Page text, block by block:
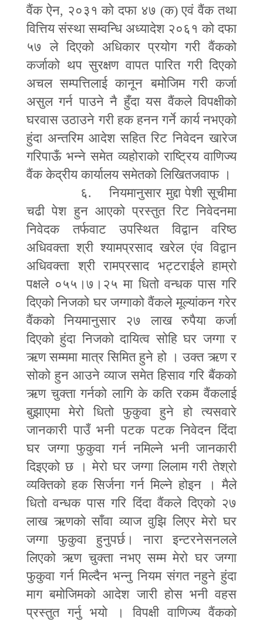
वैंक ऐन, २०३१ को दफा ४७ (क) एवं वैंक तथा
वित्तिय संस्था सम्वन्धि अध्यादेश २०६१ को दफा
५७ ले दिएको अधिकार प्रयोग गरी वैंकको
कर्जाको थप सुरक्षण वापत पारित गरी दिएको
अचल सम्पत्तिलाई कानून बमोजिम गरी कर्जा
असुल गर्न पाउने नै हुँदा यस वैंकले विपक्षीको
घरवास उठाउने गरी हक हनन गर्ने कार्य नभएको
हुंदा अन्तरिम आदेश सहित रिट निवेदन खारेज
गरिपाऊँ भन्ने समेत व्यहोराको राष्ट्रिय वाणिज्य
वैंक केद्रीय कार्यालय समेतको लिखितजवाफ ।
६. नियमानुसार मुद्दा पेशी सूचीमा
चढी पेश हुन आएको प्रस्तुत रिट निवेदनमा
निवेदक तर्फवाट उपस्थित विद्वान वरिष्ठ
अधिवक्ता श्री श्यामप्रसाद खरेल एंव विद्वान
अधिवक्ता श्री रामप्रसाद भट्टराईले हाम्रो
पक्षले ०५५।७।२५ मा धितो वन्धक पास गरि
दिएको निजको घर जग्गाको वैंकले मूल्यांकन गरेर
वैंकको नियमानुसार २७ लाख रुपैया कर्जा
दिएको हुंदा निजको दायित्व सोहि घर जग्गा र
ऋण सम्ममा मात्र सिमित हुने हो । उक्त ऋण र
सोको हुन आउने व्याज समेत हिसाव गरि बैंकको
ऋण चुक्ता गर्नको लागि के कति रकम वैंकलाई
बुझाएमा मेरो धितो फुकुवा हुने हो त्यसवारे
जानकारी पाउँ भनी पटक पटक निवेदन दिंदा
घर जग्गा फुकुवा गर्न नमिल्ने भनी जानकारी
दिइएको छ । मेरो घर जग्गा लिलाम गरी तेश्रो
व्यक्तिको हक सिर्जना गर्न मिल्ने होइन । मैले
धितो वन्धक पास गरि दिंदा वैंकले दिएको २७
लाख ऋणको साँवा व्याज वुझि लिएर मेरो घर
जग्गा फुकुवा हुनुपर्छ। नारा इन्टरनेसनलले
लिएको ऋण चुक्ता नभए सम्म मेरो घर जग्गा
फुकुवा गर्न मिल्दैन भन्नु नियम संगत नहुने हुंदा
माग बमोजिमको आदेश जारी होस भनी वहस
प्रस्तुत गर्नु भयो । विपक्षी वाणिज्य वैंकको